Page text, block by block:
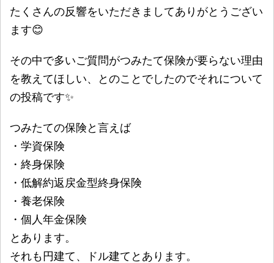
たくさんの反響をいただきましてありがとうござい
ます😊
その中で多いご質問がつみたて保険が要らない理由
を教えてほしい、とのことでしたのでそれについて
の投稿です✨
つみたての保険と言えば
・学資保険
・終身保険
・低解約返戻金型終身保険
・養老保険
・個人年金保険
とあります。
それも円建て、ドル建てとあります。